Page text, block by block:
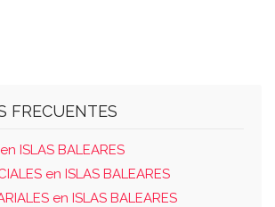
FRECUENTES
ISLAS BALEARES
en ISLAS BALEARES
en ISLAS BALEARES